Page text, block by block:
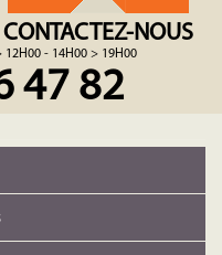
NOUS
12H00 - 14H00 > 19H00
47 82